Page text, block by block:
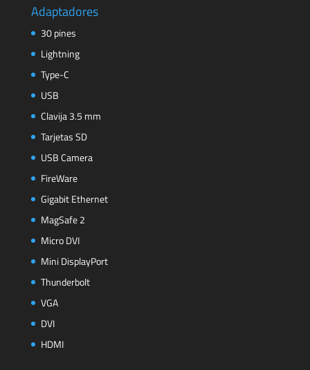
Adaptadores
30 pines
Lightning
Type-C
USB
Clavija 3.5 mm
Tarjetas SD
USB Camera
FireWare
Gigabit Ethernet
MagSafe 2
Micro DVI
Mini DisplayPort
Thunderbolt
VGA
DVI
HDMI